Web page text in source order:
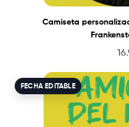
Camiseta
FECHA EDITABLE